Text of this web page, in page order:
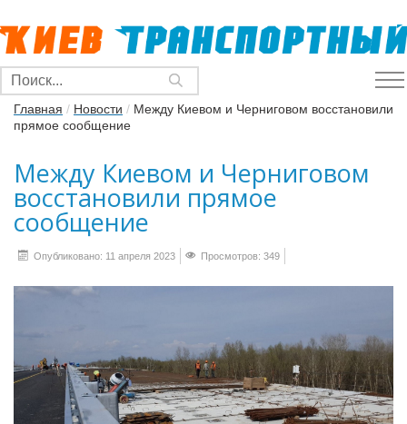
Главная / Новости / Между Киевом и Черниговом восстановили
прямое сообщение
Между Киевом и Черниговом
восстановили прямое
сообщение
Опубликовано: 11 апреля 2023 Просмотров: 349